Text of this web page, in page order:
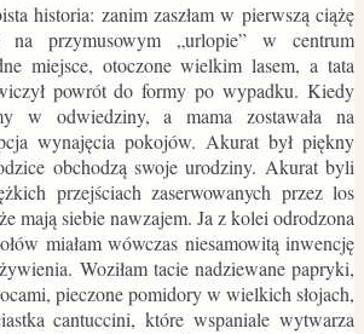
historia: zanim zaszłam w pierwszą ciążę
na przymusowym „urlopie” w centrum
miejsce, otoczone wielkim lasem, a tata
powrót do formy po wypadku. Kiedy
w odwiedziny, a mama zostawała na
wynajęcia pokojów. Akurat był piękny
obchodzą swoje urodziny. Akurat byli
przejściach zaserwowanych przez los
mają siebie nawzajem. Ja z kolei odrodzona
miałam wówczas niesamowitą inwencję
Woziłam tacie nadziewane papryki,
pieczone pomidory w wielkich słojach,
cantuccini, które wspaniale wytwarza